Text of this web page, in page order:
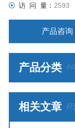
访 问 量： 2593
产品咨询
产品分类
相关文章